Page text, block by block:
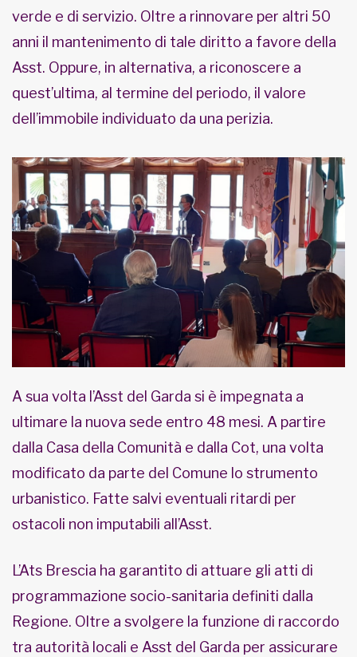
verde e di servizio. Oltre a rinnovare per altri 50
anni il mantenimento di tale diritto a favore della
Asst. Oppure, in alternativa, a riconoscere a
quest’ultima, al termine del periodo, il valore
dell’immobile individuato da una perizia.
A sua volta l’Asst del Garda si è impegnata a
ultimare la nuova sede entro 48 mesi. A partire
dalla Casa della Comunità e dalla Cot, una volta
modificato da parte del Comune lo strumento
urbanistico. Fatte salvi eventuali ritardi per
ostacoli non imputabili all’Asst.
L’Ats Brescia ha garantito di attuare gli atti di
programmazione socio-sanitaria definiti dalla
Regione. Oltre a svolgere la funzione di raccordo
tra autorità locali e Asst del Garda per assicurare